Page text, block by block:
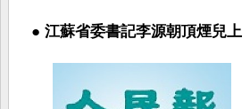
● 江蘇省委書記李源朝頂煙兒上